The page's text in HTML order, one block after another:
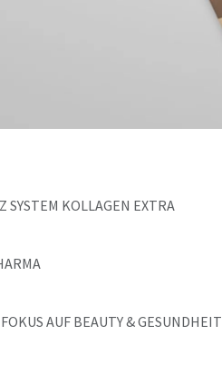
SYSTEM KOLLAGEN EXTRA
AUF BEAUTY & GESUNDHEIT